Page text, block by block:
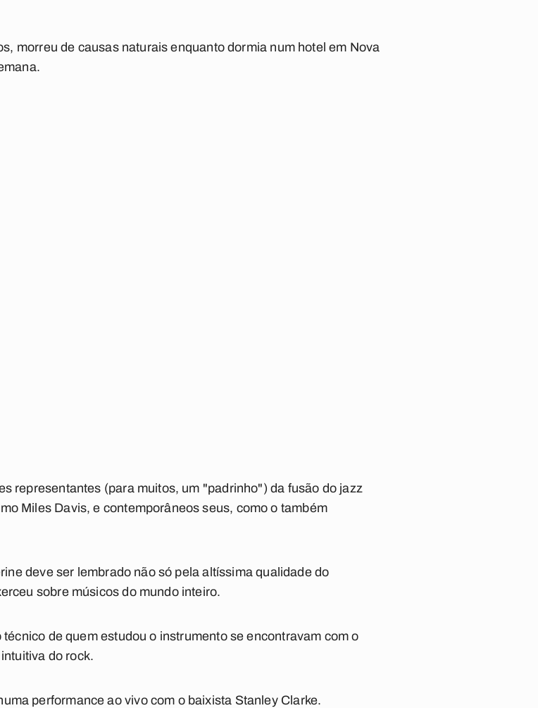
morreu de causas naturais enquanto dormia num hotel em Nova
representantes (para muitos, um "padrinho") da fusão do jazz
Miles Davis, e contemporâneos seus, como o também
deve ser lembrado não só pela altíssima qualidade do
sobre músicos do mundo inteiro.
de quem estudou o instrumento se encontravam com o
do rock.
performance ao vivo com o baixista Stanley Clarke.